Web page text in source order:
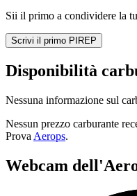
Sii il primo a condividere la
Scrivi il primo PIREP
Disponibilità
Nessuna informazione sul
Nessun prezzo carburante
Prova Aerops.
Webcam